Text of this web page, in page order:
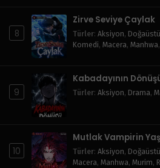
8
Zirve Seviye Çaylak
Türler: Aksiyon, Doğaüstü
Komedi, Macera, Manhwa,
9
Kabadayının
Türler: Aksiyon, Drama,
10
Mutlak Vampirin
Türler: Aksiyon, Doğaüstü
Macera, Manhwa, Murim,